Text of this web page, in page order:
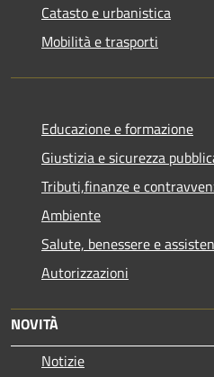
Catasto e urbanistica
Mobilità e trasporti
Educazione e formazione
Giustizia e sicurezza
Tributi,finanze e
Ambiente
Salute, benessere e
Autorizzazioni
NOVITÀ
Notizie